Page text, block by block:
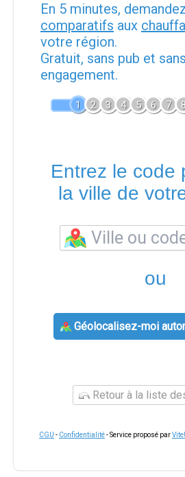
En 5 minutes,
comparatifs aux
votre région.
Gratuit, sans pub et sans
engagement.
1 2 3 4 5 6 7
Entrez le code
la ville de
ou
Géolocalisez-moi
Retour à la liste
CGU - Confidentialité- Service proposé par